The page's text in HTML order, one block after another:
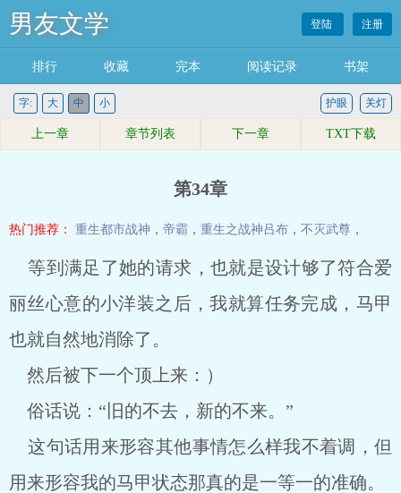
男友文学 登陆 注册
排行 收藏 完本 阅读记录 书架
字: 大 中 小 关灯
护眼
上一章 章节列表 下一章 TXT下载
第34章
热门推荐： 重生都市战神 ， 帝霸 ， 重生之战神吕布 ， 不灭武尊 ，
等到满足了她的请求，也就是设计够了符合爱
丽丝心意的小洋装之后，我就算任务完成，马甲
也就自然地消除了。
然后被下一个顶上来：）
俗话说：“旧的不去，新的不来。”
这句话用来形容其他事情怎么样我不着调，但
用来形容我的马甲状态那真的是一等一的准确。